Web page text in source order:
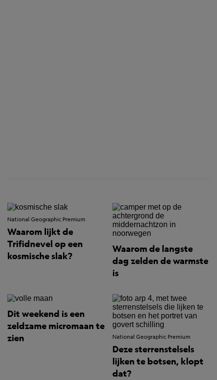
National Geographic Premium
Waarom lijkt de
Trifidnevel op een
kosmische slak?
Waarom de langste
dag zelden de warmste
is
Dit weekend is een
zeldzame micromaan te
zien
National Geographic Premium
Deze sterrenstelsels
lijken te botsen, klopt
dat?